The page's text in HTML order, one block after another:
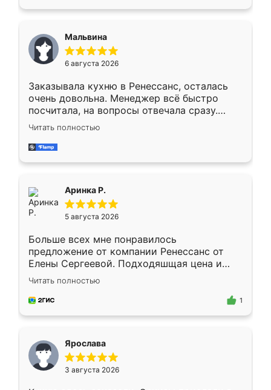
меньше, здесь же он более разнообразный.
Мне нравится ,если что-то потребуется из
мебели буду заказывать только здесь.
Мальвина
6 августа 2026
Заказывала кухню в Ренессанс, осталась
очень довольна. Менеджер всё быстро
посчитала, на вопросы отвечала сразу.
Замерщик приехал в субботу, подошёл к
делу со всей ответственностью. Собрали
за день, ребята работали аккуратно, даже
Читать полностью
Аринка Р.
5 августа 2026
Больше всех мне понравилось
предложение от компании Ренессанс от
Елены Сергеевой. Подходяшщая цена и
короткие сроки изготовления. Приехавший
для замера сотрудник Владислав
предложил по моему эскизу самый
Читать полностью
1
Ярослава
3 августа 2026